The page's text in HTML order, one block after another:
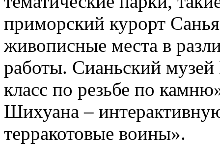
приморский курорт
живописные места в
работы. Сианьский
класс по резьбе по
Шихуана –
терракотовые воины».